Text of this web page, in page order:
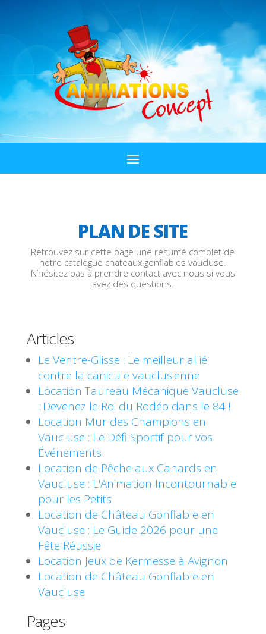
PLAN DE SITE
Retrouvez sur cette page une résumé complet de
notre catalogue chateaux gonflables vaucluse.
N’hésitez pas à prendre contact avec nous si vous
avez des questions.
Articles
Le Ventre-Glisse : Le meilleur allié
contre la canicule vauclusienne
Location Taureau Mécanique Vaucluse
: Devenez le Roi du Rodéo dans le 84 !
Location Mur des Champions en
Vaucluse : Le Défi Sportif pour vos
Événements
Location de Pêche aux Canards en
Vaucluse : L'Animation Incontournable
pour les Petits
Location de Château Gonflable en
Vaucluse : Le Guide 2026 pour une
Fête Réussie
Location Jeux de Kermesse à Avignon
Location de Château Gonflable en
Vaucluse
Pages